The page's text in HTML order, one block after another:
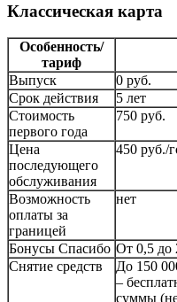
Классическая карта
Особенность/
тариф
Выпуск
0 руб.
Срок действия
5 лет
Стоимость
первого года
750 руб.
Цена
последующего
обслуживания
450 руб./
Возможность
оплаты за
границей
нет
Бонусы Спасибо От 0,5 до
Снятие средств
До 150
–
суммы